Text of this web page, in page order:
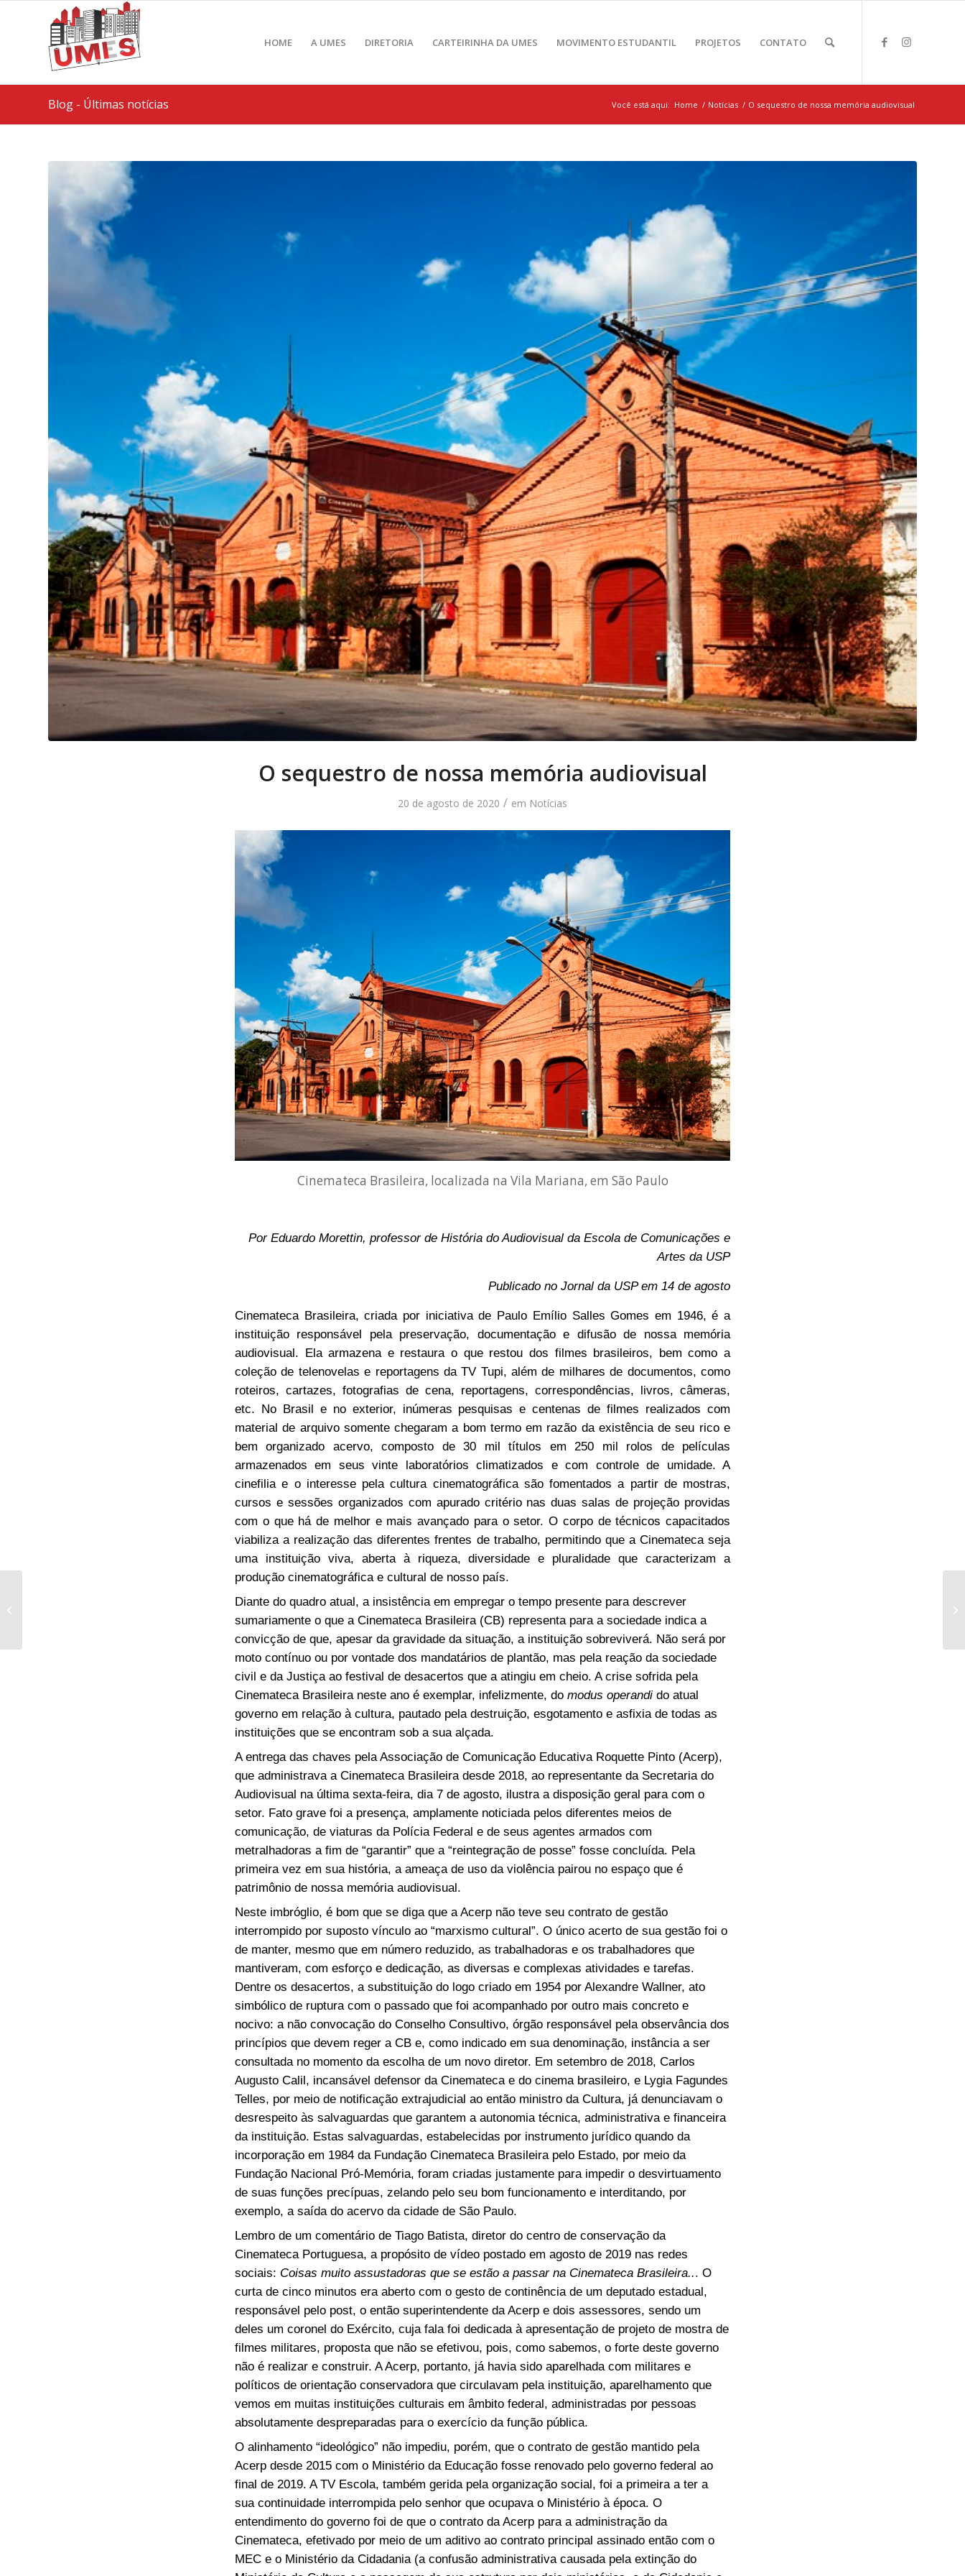
HOME A UMES DIRETORIA CARTEIRINHA DA UMES MOVIMENTO ESTUDANTIL PROJETOS CONTATO
Blog - Últimas notícias Você está aqui: Home / Notícias / O sequestro de nossa memória audiovisual
O sequestro de nossa memória audiovisual
20 de agosto de 2020 / em Notícias
Cinemateca Brasileira, localizada na Vila Mariana, em São Paulo
Por Eduardo Morettin, professor de História do Audiovisual da Escola de Comunicações e
Artes da USP
Publicado no Jornal da USP em 14 de agosto
Cinemateca Brasileira, criada por iniciativa de Paulo Emílio Salles Gomes em 1946, é a
instituição responsável pela preservação, documentação e difusão de nossa memória
audiovisual. Ela armazena e restaura o que restou dos filmes brasileiros, bem como a
coleção de telenovelas e reportagens da TV Tupi, além de milhares de documentos, como
roteiros, cartazes, fotografias de cena, reportagens, correspondências, livros, câmeras,
etc. No Brasil e no exterior, inúmeras pesquisas e centenas de filmes realizados com
material de arquivo somente chegaram a bom termo em razão da existência de seu rico e
bem organizado acervo, composto de 30 mil títulos em 250 mil rolos de películas
armazenados em seus vinte laboratórios climatizados e com controle de umidade. A
cinefilia e o interesse pela cultura cinematográfica são fomentados a partir de mostras,
cursos e sessões organizados com apurado critério nas duas salas de projeção providas
com o que há de melhor e mais avançado para o setor. O corpo de técnicos capacitados
viabiliza a realização das diferentes frentes de trabalho, permitindo que a Cinemateca seja
uma instituição viva, aberta à riqueza, diversidade e pluralidade que caracterizam a
produção cinematográfica e cultural de nosso país.
Diante do quadro atual, a insistência em empregar o tempo presente para descrever
sumariamente o que a Cinemateca Brasileira (CB) representa para a sociedade indica a
convicção de que, apesar da gravidade da situação, a instituição sobreviverá. Não será por
moto contínuo ou por vontade dos mandatários de plantão, mas pela reação da sociedade
civil e da Justiça ao festival de desacertos que a atingiu em cheio. A crise sofrida pela
Cinemateca Brasileira neste ano é exemplar, infelizmente, do modus operandi do atual
governo em relação à cultura, pautado pela destruição, esgotamento e asfixia de todas as
instituições que se encontram sob a sua alçada.
A entrega das chaves pela Associação de Comunicação Educativa Roquette Pinto (Acerp),
que administrava a Cinemateca Brasileira desde 2018, ao representante da Secretaria do
Audiovisual na última sexta-feira, dia 7 de agosto, ilustra a disposição geral para com o
setor. Fato grave foi a presença, amplamente noticiada pelos diferentes meios de
comunicação, de viaturas da Polícia Federal e de seus agentes armados com
metralhadoras a fim de “garantir” que a “reintegração de posse” fosse concluída. Pela
primeira vez em sua história, a ameaça de uso da violência pairou no espaço que é
patrimônio de nossa memória audiovisual.
Neste imbróglio, é bom que se diga que a Acerp não teve seu contrato de gestão
interrompido por suposto vínculo ao “marxismo cultural”. O único acerto de sua gestão foi o
de manter, mesmo que em número reduzido, as trabalhadoras e os trabalhadores que
mantiveram, com esforço e dedicação, as diversas e complexas atividades e tarefas.
Dentre os desacertos, a substituição do logo criado em 1954 por Alexandre Wallner, ato
simbólico de ruptura com o passado que foi acompanhado por outro mais concreto e
nocivo: a não convocação do Conselho Consultivo, órgão responsável pela observância dos
princípios que devem reger a CB e, como indicado em sua denominação, instância a ser
consultada no momento da escolha de um novo diretor. Em setembro de 2018, Carlos
Augusto Calil, incansável defensor da Cinemateca e do cinema brasileiro, e Lygia Fagundes
Telles, por meio de notificação extrajudicial ao então ministro da Cultura, já denunciavam o
desrespeito às salvaguardas que garantem a autonomia técnica, administrativa e financeira
da instituição. Estas salvaguardas, estabelecidas por instrumento jurídico quando da
incorporação em 1984 da Fundação Cinemateca Brasileira pelo Estado, por meio da
Fundação Nacional Pró-Memória, foram criadas justamente para impedir o desvirtuamento
de suas funções precípuas, zelando pelo seu bom funcionamento e interditando, por
exemplo, a saída do acervo da cidade de São Paulo.
Lembro de um comentário de Tiago Batista, diretor do centro de conservação da
Cinemateca Portuguesa, a propósito de vídeo postado em agosto de 2019 nas redes
sociais: Coisas muito assustadoras que se estão a passar na Cinemateca Brasileira... O
curta de cinco minutos era aberto com o gesto de continência de um deputado estadual,
responsável pelo post, o então superintendente da Acerp e dois assessores, sendo um
deles um coronel do Exército, cuja fala foi dedicada à apresentação de projeto de mostra de
filmes militares, proposta que não se efetivou, pois, como sabemos, o forte deste governo
não é realizar e construir. A Acerp, portanto, já havia sido aparelhada com militares e
políticos de orientação conservadora que circulavam pela instituição, aparelhamento que
vemos em muitas instituições culturais em âmbito federal, administradas por pessoas
absolutamente despreparadas para o exercício da função pública.
O alinhamento “ideológico” não impediu, porém, que o contrato de gestão mantido pela
Acerp desde 2015 com o Ministério da Educação fosse renovado pelo governo federal ao
final de 2019. A TV Escola, também gerida pela organização social, foi a primeira a ter a
sua continuidade interrompida pelo senhor que ocupava o Ministério à época. O
entendimento do governo foi de que o contrato da Acerp para a administração da
Cinemateca, efetivado por meio de um aditivo ao contrato principal assinado então com o
MEC e o Ministério da Cidadania (a confusão administrativa causada pela extinção do